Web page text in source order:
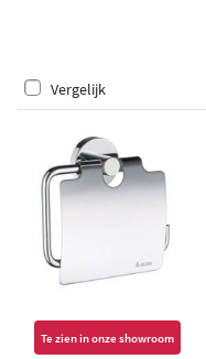
Vergelijk
Te zien in onze showroom